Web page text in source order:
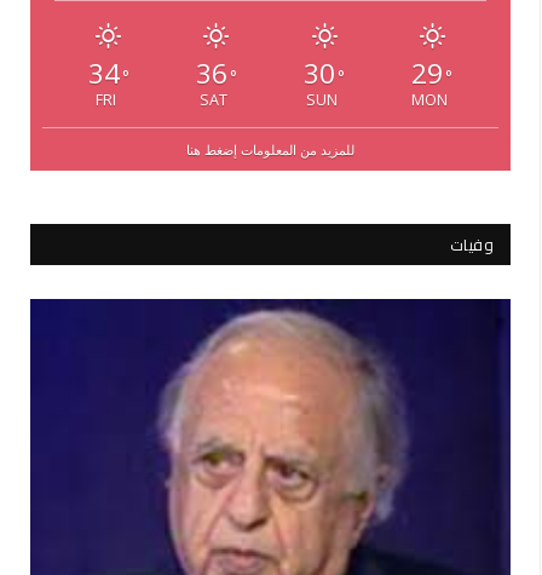
34°
FRI
36 °
SAT
30 °
SUN
29 °
MON
للمزيد من المعلومات إضغط هنا
وفيات